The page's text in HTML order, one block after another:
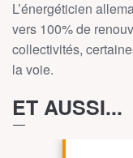
L’énergéticien
vers 100% de
collectivités,
la voie.
ET AUSSI...